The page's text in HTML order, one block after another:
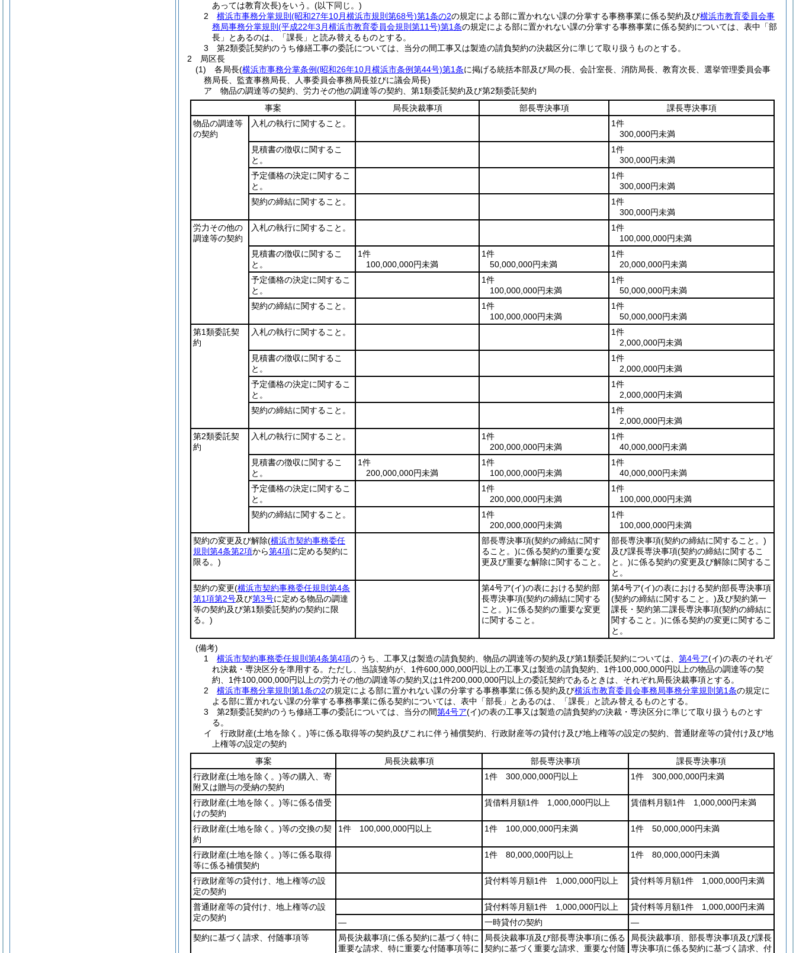
あっては教育次長)をいう。 (以下同じ。)
2 横浜市事務分掌規則 (昭和27年10月横浜市規則第68号)第1条の2の規定による部に置かれない課の分掌する事務事業に係る契約及び横浜市教育委員会事
務局事務分掌規則 (平成22年3月横浜市教育委員会規則第11号)第1条の規定による部に置かれない課の分掌する事務事業に係る契約については、表中「部
長」とあるのは、「課長」と読み替えるものとする。
3 第2類委託契約のうち修繕工事の委託については、当分の間工事又は製造の請負契約の決裁区分に準じて取り扱うものとする。
2 局区長
(1) 各局長(横浜市事務分掌条例(昭和26年10月横浜市条例第44号)第1条に掲げる統括本部及び局の長、会計室長、消防局長、教育次長、選挙管理委員会事
務局長、監査事務局長、人事委員会事務局長並びに議会局長)
ア 物品の調達等の契約、労力その他の調達等の契約、第1類委託契約及び第2類委託契約
事案
局長決裁事項 部長専決事項
課長専決事項
物品の調達等
の契約
入札の執行に関すること。
1件
300,000円未満
見積書の徴収に関するこ
と。
1件
300,000円未満
予定価格の決定に関するこ
と。
1件
300,000円未満
契約の締結に関すること。
1件
300,000円未満
労力その他の
調達等の契約
入札の執行に関すること。
1件
100,000,000円未満
見積書の徴収に関するこ
と。
1件
100,000,000円未満
1件
50,000,000円未満
1件
20,000,000円未満
予定価格の決定に関するこ
と。
1件
100,000,000円未満
1件
50,000,000円未満
契約の締結に関すること。
1件
100,000,000円未満
1件
50,000,000円未満
第1類委託契
約
入札の執行に関すること。
1件
2,000,000円未満
見積書の徴収に関するこ
と。
1件
2,000,000円未満
予定価格の決定に関するこ
と。
1件
2,000,000円未満
契約の締結に関すること。
1件
2,000,000円未満
第2類委託契
約
入札の執行に関すること。
1件
200,000,000円未満
1件
40,000,000円未満
見積書の徴収に関するこ
と。
1件
200,000,000円未満
1件
100,000,000円未満
1件
40,000,000円未満
予定価格の決定に関するこ
と。
1件
200,000,000円未満
1件
100,000,000円未満
契約の締結に関すること。
1件
200,000,000円未満
1件
100,000,000円未満
契約の変更及び解除(横浜市契約事務委任
規則第4条第2項から第4項に定める契約に
限る。)
部長専決事項(契約の締結に関す
ること。)に係る契約の重要な変
更及び重要な解除に関すること。
部長専決事項(契約の締結に関すること。)
及び課長専決事項(契約の締結に関するこ
と。)に係る契約の変更及び解除に関するこ
と。
契約の変更(横浜市契約事務委任規則第4条
第1項第2号及び第3号に定める物品の調達
等の契約及び第1類委託契約の契約に限
る。)
第4号ア(イ)の表における契約部
長専決事項(契約の締結に関する
こと。)に係る契約の重要な変更
に関すること。
第4号ア(イ)の表における契約部長専決事項
(契約の締結に関すること。)及び契約第一
課長・契約第二課長専決事項(契約の締結に
関すること。)に係る契約の変更に関するこ
と。
(備考)
1 横浜市契約事務委任規則第4条第4項のうち、工事又は製造の請負契約、物品の調達等の契約及び第1類委託契約については、 第4号ア(イ)の表のそれぞ
れ決裁・専決区分を準用する。ただし、当該契約が、1件600,000,000円以上の工事又は製造の請負契約、1件100,000,000円以上の物品の調達等の契
約、1件100,000,000円以上の労力その他の調達等の契約又は1件200,000,000円以上の委託契約であるときは、それぞれ局長決裁事項とする。
2 横浜市事務分掌規則第1条の2の規定による部に置かれない課の分掌する事務事業に係る契約及び横浜市教育委員会事務局事務分掌規則第1条の規定に
よる部に置かれない課の分掌する事務事業に係る契約については、表中「部長」とあるのは、「課長」と読み替えるものとする。
3 第2類委託契約のうち修繕工事の委託については、当分の間第4号ア(イ)の表の工事又は製造の請負契約の決裁・専決区分に準じて取り扱うものとす
る。
イ 行政財産(土地を除く。)等に係る取得等の契約及びこれに伴う補償契約、行政財産等の貸付け及び地上権等の設定の契約、普通財産等の貸付け及び地
上権等の設定の契約
事案
局長決裁事項 部長専決事項
課長専決事項
行政財産(土地を除く。)等の購入、寄
附又は贈与の受納の契約
1件 300,000,000円以上 1件 300,000,000円未満
行政財産(土地を除く。)等に係る借受
けの契約
賃借料月額1件 1,000,000円以上 賃借料月額1件 1,000,000円未満
行政財産(土地を除く。)等の交換の契
約
1件 100,000,000円以上 1件 100,000,000円未満 1件 50,000,000円未満
行政財産(土地を除く。)等に係る取得
等に係る補償契約
1件 80,000,000円以上 1件 80,000,000円未満
行政財産等の貸付け、地上権等の設
定の契約
貸付料等月額1件 1,000,000円以上 貸付料等月額1件 1,000,000円未満
普通財産等の貸付け、地上権等の設
定の契約
貸付料等月額1件 1,000,000円以上
貸付料等月額1件 1,000,000円未満
―
一時貸付の契約
―
契約に基づく請求、付随事項等
局長決裁事項に係る契約に基づく特に
重要な請求、特に重要な付随事項等に
局長決裁事項及び部長専決事項に係る
契約に基づく重要な請求、重要な付随
局長決裁事項、部長専決事項及び課長
専決事項に係る契約に基づく請求、付